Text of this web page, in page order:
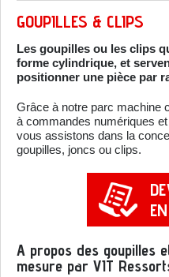
GOUPILLES & CLIPS
Les goupilles ou les clips
forme cylindrique, et
positionner une pièce par
Grâce à notre parc machine
à commandes numériques
vous assistons dans la
goupilles, joncs ou clips.
A propos des goupilles
mesure par VIT